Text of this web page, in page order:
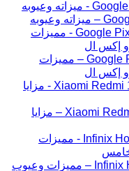
سعر ومواصفات Google Pixel 10 Pro XL – مميزات
سعر ومواصفات هاتف Xiaomi Redmi 15C 4G – مزايا
سعر ومواصفات هاتف Infinix Hot 60 5G – مميزات وعيوب